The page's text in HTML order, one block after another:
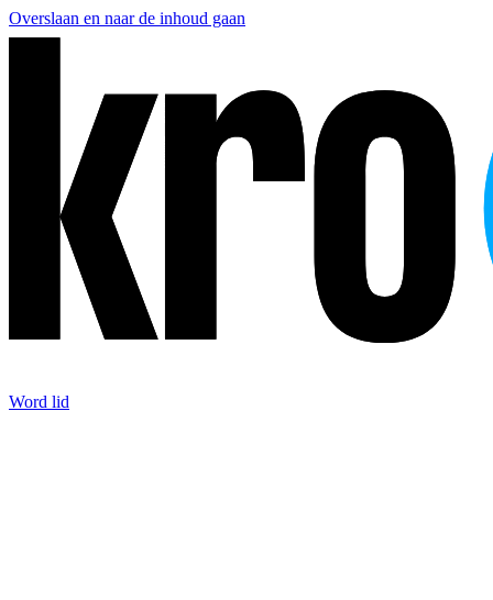
Overslaan en naar de inhoud gaan
Word lid